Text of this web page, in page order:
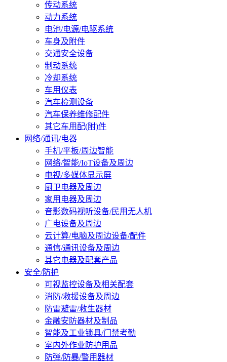
传动系统
动力系统
电池/电源/电驱系统
车身及附件
交通安全设备
制动系统
冷却系统
车用仪表
汽车检测设备
汽车保养维修配件
其它车用配(附)件
网络/通讯/电器
手机/平板/周边智能
网络/智能/IoT设备及周边
电视/多媒体显示屏
厨卫电器及周边
家用电器及周边
音影数码视听设备/民用无人机
广电设备及周边
云计算/电脑及周边设备/配件
通信/通讯设备及周边
其它电器及配套产品
安全/防护
可视监控设备及相关配套
消防/救援设备及周边
防雷避雷/救生器材
金融安防器材及制品
智能及工业锁具/门禁考勤
室内外作业防护用品
防弹/防暴/警用器材